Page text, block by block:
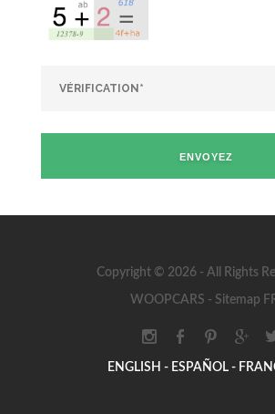
ENVOYEZ
Copyright © 2026 - All Rights
WOOPCARS - Sitemap
ENGLISH - ESPAÑOL -